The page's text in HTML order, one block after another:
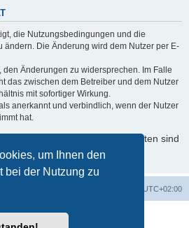
um Ihnen den
bei der Nutzung zu
die Nutzungsbedingungen und die
ändern. Die Änderung wird dem Nutzer per E-
den Änderungen zu widersprechen. Im Falle
das zwischen dem Betreiber und dem Nutzer
mit sofortiger Wirkung.
anerkannt und verbindlich, wenn der Nutzer
hat.
mit Ihren persönlichen Daten sind
enthalten.
UTC+02:00
® Forum Software © phpBB Limited
Übersetzung durch